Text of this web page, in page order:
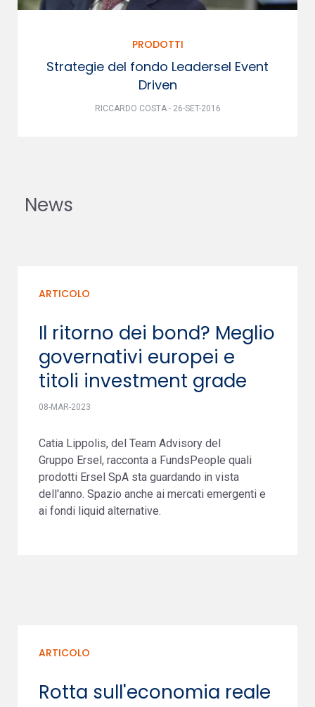
PRODOTTI
Strategie del fondo Leadersel Event
Driven
RICCARDO COSTA - 26-SET-2016
News
ARTICOLO
Il ritorno dei bond? Meglio
governativi europei e
titoli investment grade
08-MAR-2023
Catia Lippolis, del Team Advisory del
Gruppo Ersel, racconta a FundsPeople quali
prodotti Ersel SpA sta guardando in vista
dell'anno. Spazio anche ai mercati emergenti e
ai fondi liquid alternative.
ARTICOLO
Rotta sull'economia reale